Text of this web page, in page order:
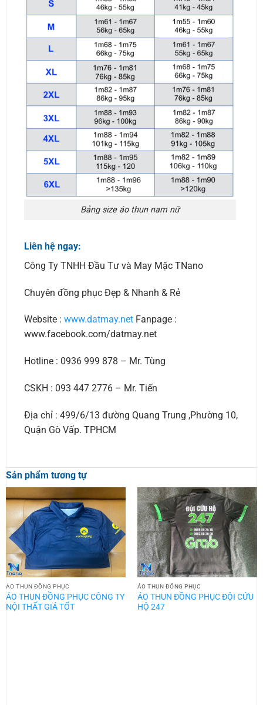
Bảng size áo thun nam nữ
Liên hệ ngay:
Công Ty TNHH Đầu Tư và May Mặc TNano
Chuyên đồng phục Đẹp & Nhanh & Rẻ
Website : www.datmay.netFanpage :
www.facebook.com/datmay.net
Hotline : 0936 999 878 – Mr. Tùng
CSKH : 093 447 2776 – Mr. Tiến
Địa chỉ : 499/6/13 đường Quang Trung ,Phường 10,
Quận Gò Vấp. TPHCM
Sản phẩm tương tự
ÁO THUN ĐỒNG PHỤC
ÁO THUN ĐỒNG PHỤC CÔNG TY
NỘI THẤT GIÁ TỐT
ÁO THUN ĐỒNG PHỤC
ÁO THUN ĐỒNG PHỤC ĐỘI CỨU
HỘ 247